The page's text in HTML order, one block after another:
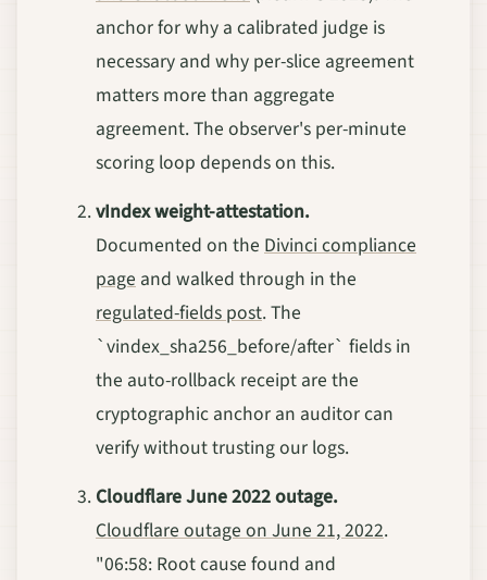
anchor for why a calibrated judge is
necessary and why per-slice agreement
matters more than aggregate
agreement. The observer's per-minute
scoring loop depends on this.
vIndex weight-attestation.
Documented on the Divinci compliance
page and walked through in the
regulated-fields post. The
`vindex_sha256_before/after` fields in
the auto-rollback receipt are the
cryptographic anchor an auditor can
verify without trusting our logs.
Cloudflare June 2022 outage.
Cloudflare outage on June 21, 2022.
"06:58: Root cause found and